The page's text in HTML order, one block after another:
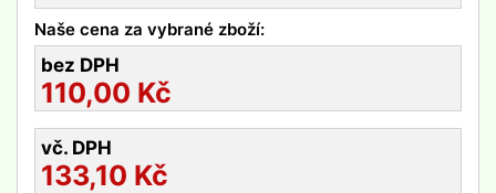
Naše cena za vybrané zboží:
bez DPH
110,00 Kč
vč. DPH
133,10 Kč